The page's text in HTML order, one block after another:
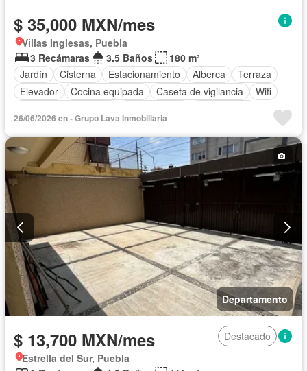
$ 35,000 MXN/mes
Villas Inglesas, Puebla
3 Recámaras
3.5 Baños
180 m²
Jardín
Cisterna Estacionamiento Alberca
Terraza
Elevador
Cocina equipada Caseta de vigilancia
Wifi
Completamente amueblado
26/06/2026 en - Grupo Lava Inmobiliaria
Departamento
$ 13,700 MXN/mes
Destacado
Estrella del Sur, Puebla